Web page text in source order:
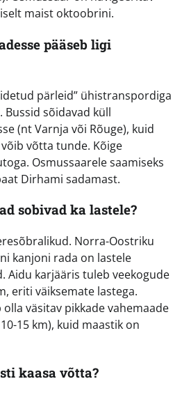
maist oktoobrini.
pääseb ligi
pärleid” ühistranspordiga
Bussid sõidavad küll
(nt Varnja või Rõuge), kuid
võtta tunde. Kõige
Osmussaarele saamiseks
Dirhami sadamast.
sobivad ka lastele?
Norra-Oostriku
kanjoni rada on lastele
Aidu karjääris tuleb veekogude
eriti väiksemate lastega.
väsitav pikkade vahemaade
15 km), kuid maastik on
kaasa võtta?